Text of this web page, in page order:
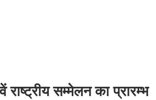
सम्मेलन का प्रारम्भ